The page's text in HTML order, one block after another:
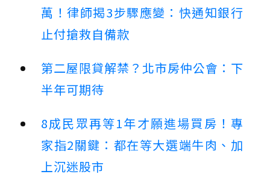
萬！律師揭3步驟應變：快通知銀行
止付搶救自備款
第二屋限貸解禁？北市房仲公會：下
半年可期待
8成民眾再等1年才願進場買房！專
家指2關鍵：都在等大選端牛肉、加
上沉迷股市